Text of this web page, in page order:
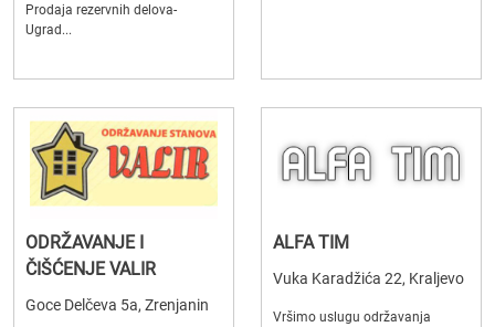
Prodaja rezervnih delova-
Ugrad...
ODRŽAVANJE I
ČIŠĆENJE VALIR
Goce Delčeva 5a, Zrenjanin
ALFA TIM
Vuka Karadžića 22, Kraljevo
Vršimo uslugu održavanja